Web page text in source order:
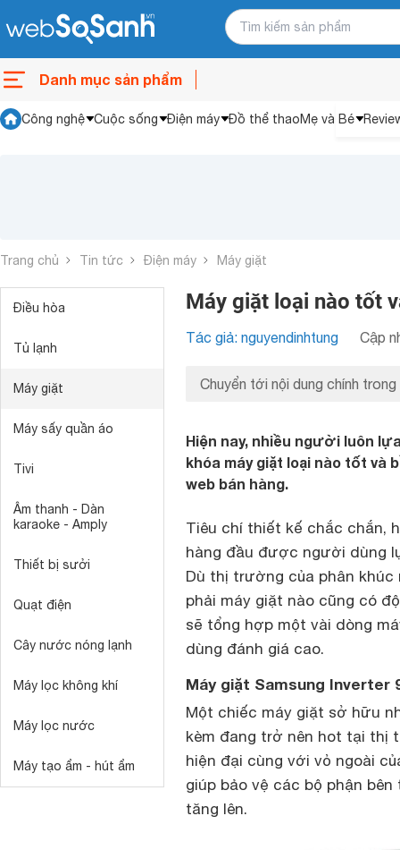
Danh mục sản phẩm
Công nghệ Cuộc sống Điện máy Đồ thể thaoMẹ và Bé
Trang chủ Tin tức Điện máy Máy giặt
Điều hòa
Tủ lạnh
Máy giặt
Máy sấy quần áo
Tivi
Âm thanh - Dàn
karaoke - Amply
Thiết bị sưởi
Quạt điện
Cây nước nóng lạnh
Máy lọc không khí
Máy lọc nước
Máy tạo ẩm - hút ẩm
Máy giặt loại nào tốt
Tác giả: nguyendinhtung Cập
Chuyển tới nội dung chính trong
Hiện nay, nhiều người luôn
khóa máy giặt loại nào tốt và
web bán hàng.
Tiêu chí thiết kế chắc chắn,
hàng đầu được người dùng
Dù thị trường của phân
phải máy giặt nào cũng có
sẽ tổng hợp một vài dòng
dùng đánh giá cao.
Máy giặt Samsung Inverter
Một chiếc máy giặt sở hữu
kèm đang trở nên hot tại thị
hiện đại cùng với vỏ ngoài
giúp bảo vệ các bộ phận
tăng lên.